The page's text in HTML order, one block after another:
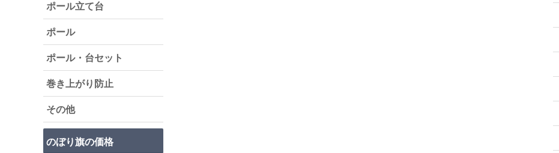
ポール立て台
ポール
ポール・台セット
巻き上がり防止
その他
のぼり旗の価格